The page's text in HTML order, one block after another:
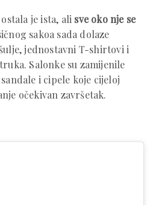
je ista, ali sve oko nje se
sakoa sada dolaze
jednostavni T-shirtovi i
Salonke su zamijenile
i cipele koje cijeloj
očekivan završetak.